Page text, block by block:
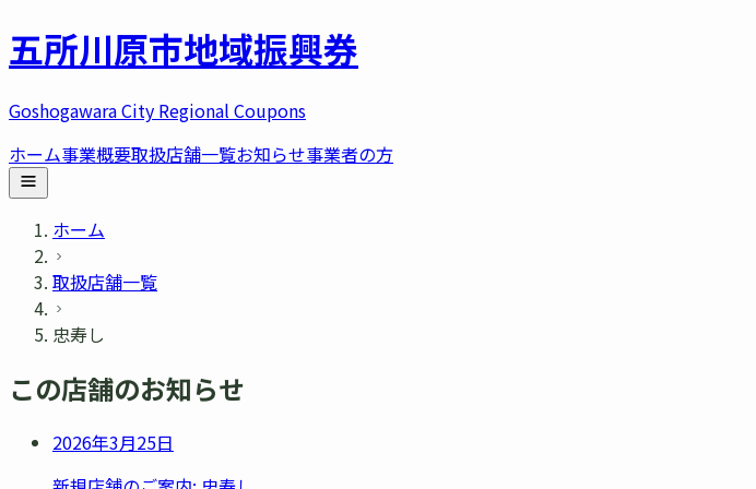
五所川原市地域振興券
Goshogawara City Regional Coupons
ホーム事業概要取扱店舗一覧お知らせ事業者の方
ホーム
取扱店舗一覧
忠寿し
この店舗のお知らせ
2026年3月25日